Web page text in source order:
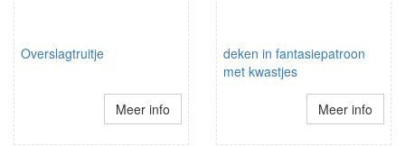
Overslagtruitje
Meer info
deken in fantasiepatroon
met kwastjes
Meer info